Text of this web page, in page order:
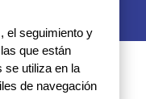
el seguimiento y
que están
se utiliza en la
de navegación